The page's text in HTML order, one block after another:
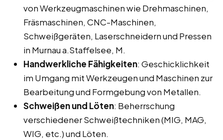
von Werkzeugmaschinen wie Drehmaschinen,
Fräsmaschinen, CNC-Maschinen,
Schweißgeräten, Laserschneidern und Pressen
in Murnau a.Staffelsee, M.
Handwerkliche Fähigkeiten: Geschicklichkeit
im Umgang mit Werkzeugen und Maschinen zur
Bearbeitung und Formgebung von Metallen.
Schweißen und Löten: Beherrschung
verschiedener Schweißtechniken (MIG, MAG,
WIG, etc.) und Löten.